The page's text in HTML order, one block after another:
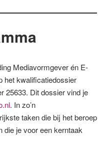
Mediavormgever én E-
het kwalificatiedossier
25633. Dit dossier vind je
. In zo’n
taken die bij het beroep
die je voor een kerntaak